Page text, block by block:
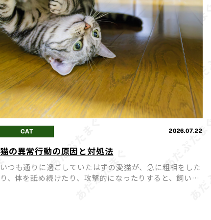
CAT 2026.07.22
猫の異常行動の原因と対処法
いつも通りに過ごしていたはずの愛猫が、急に粗相をした
り、体を舐め続けたり、攻撃的になったりすると、飼い主